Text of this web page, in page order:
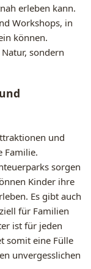
erleben kann.
Workshops, in
können.
sondern
und
Familie.
sorgen
Kinder ihre
Es gibt auch
für Familien
ist für jeden
somit eine Fülle
unvergesslichen